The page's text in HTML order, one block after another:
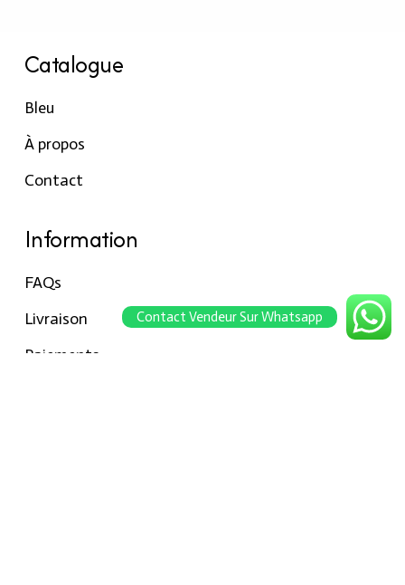
Catalogue
Bleu
À propos
Contact
Information
FAQs
Livraison
Paiements
Contact Vendeur Sur Whatsapp